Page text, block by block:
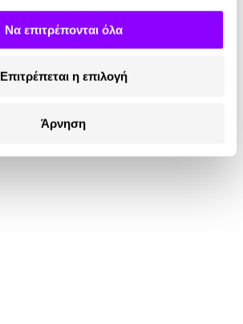
Να επιτρέπονται όλα
Επιτρέπεται η επιλογή
Άρνηση